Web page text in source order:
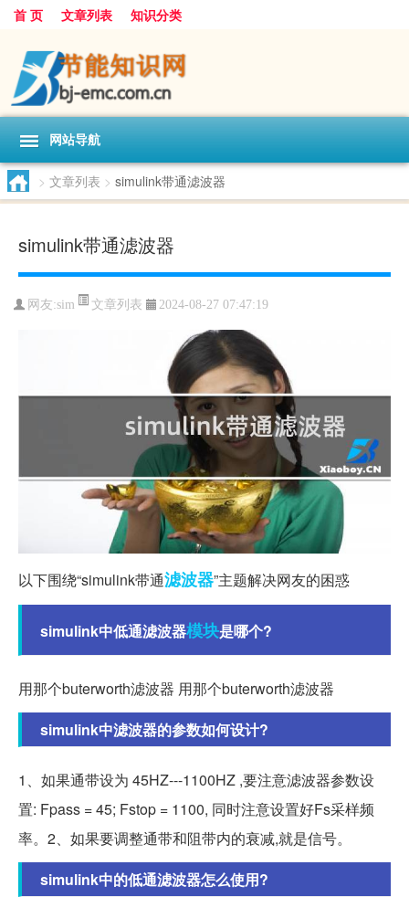
首 页 文章列表 知识分类
网站导航
> 文章列表 > simulink带通滤波器
simulink带通滤波器
网友:sim 文章列表 2024-08-27 07:47:19
以下围绕“simulink带通滤波器”主题解决网友的困惑
simulink中低通滤波器模块是哪个?
用那个buterworth滤波器 用那个buterworth滤波器
simulink中滤波器的参数如何设计?
1、如果通带设为 45HZ---1100HZ ,要注意滤波器参数设
置: Fpass = 45; Fstop = 1100, 同时注意设置好Fs采样频
率。2、如果要调整通带和阻带内的衰减,就是信号。
simulink中的低通滤波器怎么使用?